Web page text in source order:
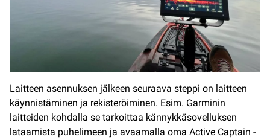
Laitteen asennuksen jälkeen seuraava steppi on laitteen
käynnistäminen ja rekisteröiminen. Esim. Garminin
laitteiden kohdalla se tarkoittaa kännykkäsovelluksen
lataamista puhelimeen ja avaamalla oma Active Captain -